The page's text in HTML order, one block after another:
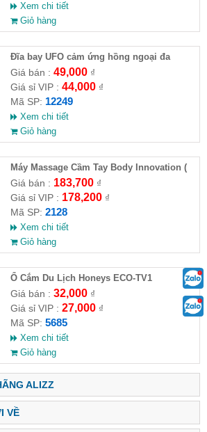
Xem chi tiết
Giỏ hàng
Đĩa bay UFO cảm ứng hồng ngoại đa
chiều tự động bay về
Giá bán : 49,000₫
Giá sỉ VIP : 44,000₫
Mã SP: 12249
Xem chi tiết
Giỏ hàng
Máy Massage Cầm Tay Body Innovation (
HĐ )
Giá bán : 183,700₫
Giá sỉ VIP : 178,200₫
Mã SP: 2128
Xem chi tiết
Giỏ hàng
Ổ Cắm Du Lịch Honeys ECO-TV1
Giá bán : 32,000₫
Giá sỉ VIP : 27,000₫
Mã SP: 5685
Xem chi tiết
Giỏ hàng
ALIZZ
VỀ